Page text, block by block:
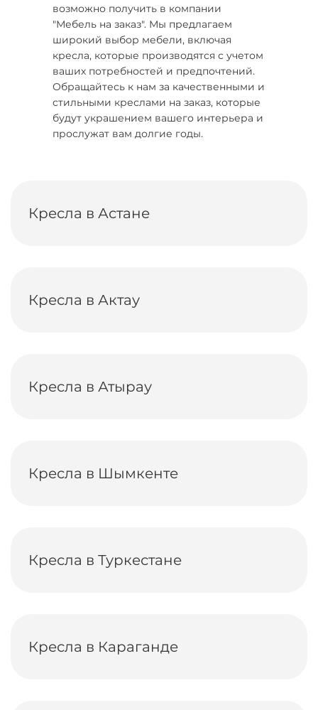
возможно получить в компании
"Мебель на заказ". Мы предлагаем
широкий выбор мебели, включая
кресла, которые производятся с учетом
ваших потребностей и предпочтений.
Обращайтесь к нам за качественными и
стильными креслами на заказ, которые
будут украшением вашего интерьера и
прослужат вам долгие годы.
Кресла в Астане
Кресла в Актау
Кресла в Атырау
Кресла в Шымкенте
Кресла в Туркестане
Кресла в Караганде